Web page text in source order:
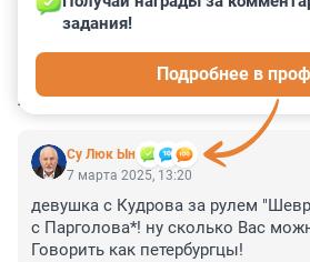
КОММЕНТАРИИ 45
Су Люк Ын
задания!
Подробнее в
7 марта 2025, 13:20
девушка с Кудрова за рулем
с Парголова*! ну сколько Вас
Говорить как петербургцы!